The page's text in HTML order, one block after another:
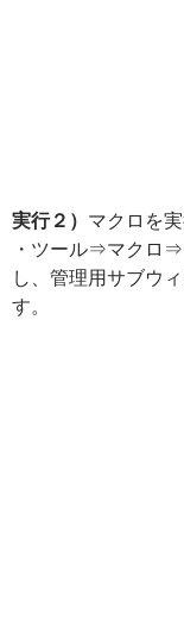
実行２） マクロを
・ツール⇒マクロ
し、管理用サブウ
す。